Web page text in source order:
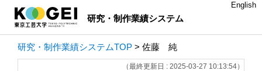
研究・制作業績システム
English
研究・制作業績システムTOP > 佐藤 純
（最終更新日 : 2025-03-27 10:13:54）